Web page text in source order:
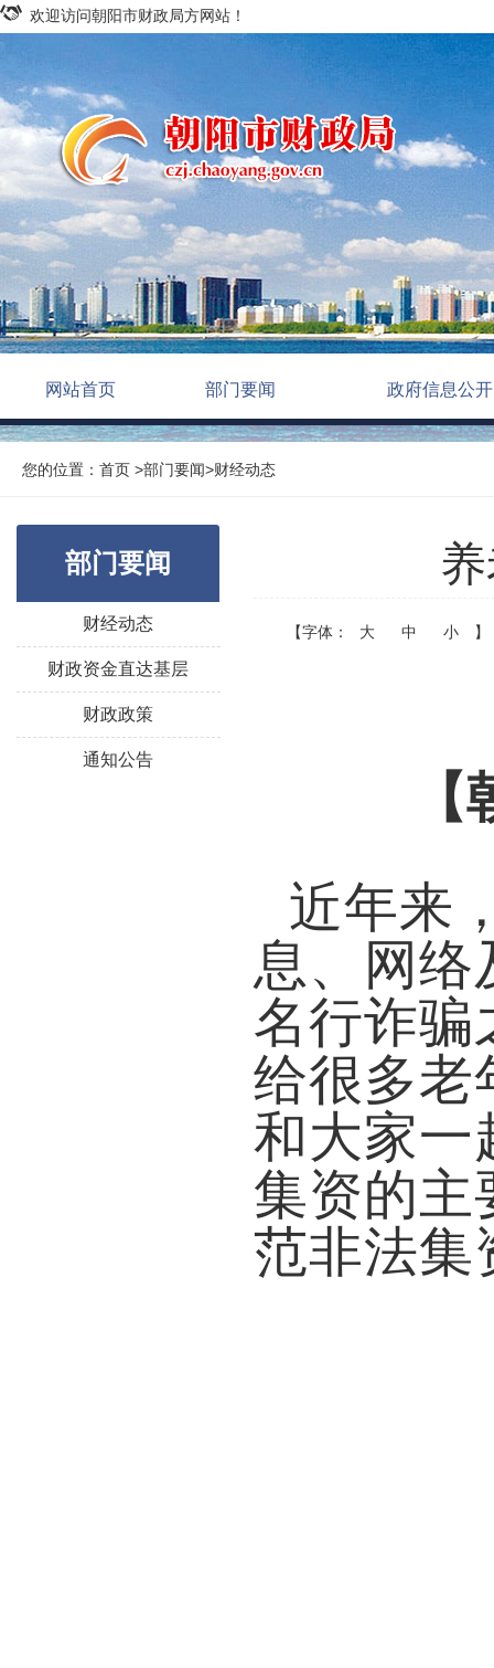
欢迎访问朝阳市财政局方网站！
网站首页 部门要闻 政府信息公开
您的位置： 首页 >部门要闻>财经动态
部门要闻
财经动态
财政资金直达基层
财政政策
通知公告
【字体： 大 中 小 】
近年来
息、网络
名行诈骗
给很多老
和大家一
集资的主
范非法集